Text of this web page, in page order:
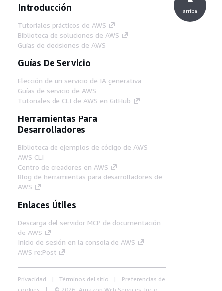
Introducción
Tutoriales prácticos de AWS
Biblioteca de soluciones de AWS
Guías de decisiones de AWS
Guías De Servicio
Elección de un servicio de IA generativa
Guías de servicio de AWS
Tutoriales de CLI de AWS en GitHub
Herramientas Para
Desarrolladores
Biblioteca de ejemplos de código de AWS
AWS CLI
Centro de creadores en AWS
Blog de herramientas para desarrolladores de
AWS
Enlaces Útiles
Descarga del servidor MCP de documentación
de AWS
Inicio de sesión en la consola de AWS
AWS re:Post
Privacidad Términos del sitio
Preferencias de
cookies
© 2026, Amazon Web Services, Inc o
arriba